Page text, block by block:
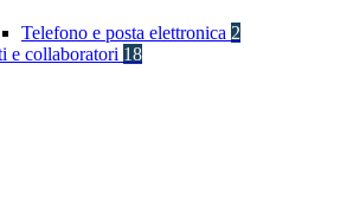
Telefono e posta elettronica 2
e collaboratori 18